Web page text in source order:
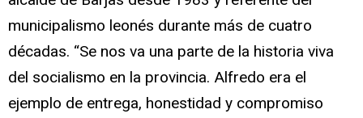
municipalismo leonés durante más de cuatro
décadas. “Se nos va una parte de la historia viva
del socialismo en la provincia. Alfredo era el
ejemplo de entrega, honestidad y compromiso